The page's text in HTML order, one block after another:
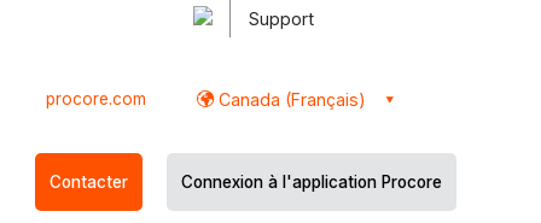
Support
procore.com Canada (Français)
Contacter Connexion à l'application Procore